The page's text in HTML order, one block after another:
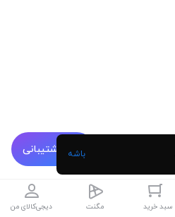
پشتیبانی
سبد خرید مگنت دیجی‌کالای من
باشه